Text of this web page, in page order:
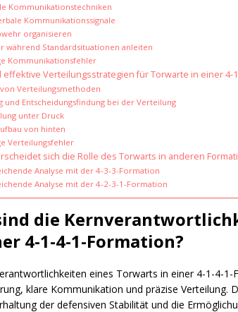
Kommunikationstechniken
Kommunikationssignale
organisieren
während Standardsituationen anleiten
Kommunikationsfehler
effektive Verteilungsstrategien für Torwarte in einer 4-
Verteilungsmethoden
und Entscheidungsfindung bei der Verteilung
unter Druck
von hinten
Verteilungsfehler
sich die Rolle des Torwarts in anderen
Analyse mit der 4-3-3-Formation
Analyse mit der 4-2-3-1-Formation
die
4-1-4-1-Formation?
eines Torwarts in einer 4-1-4-
klare Kommunikation und präzise Verteilung.
der defensiven Stabilität und die